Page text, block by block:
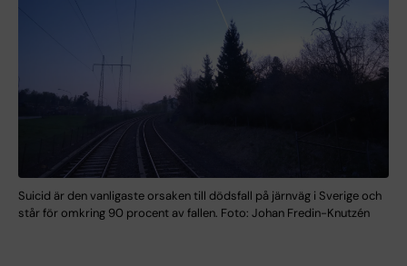
Suicid är den vanligaste orsaken till dödsfall på järnväg i Sverige och
står för omkring 90 procent av fallen. Foto: Johan Fredin-Knutzén